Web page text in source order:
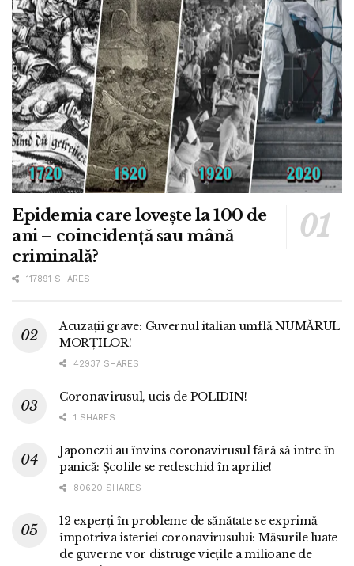
Epidemia care lovește la 100 de
ani – coincidență sau mână
criminală?
117891 SHARES
Acuzații grave: Guvernul italian umflă NUMĂRUL
MORȚILOR!
42937 SHARES
Coronavirusul, ucis de POLIDIN!
1 SHARES
Japonezii au învins coronavirusul fără să intre în
panică: Școlile se redeschid în aprilie!
80620 SHARES
12 experți în probleme de sănătate se exprimă
împotriva isteriei coronavirusului: Măsurile luate
de guverne vor distruge viețile a milioane de